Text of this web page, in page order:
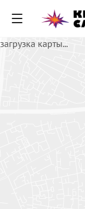
загрузка карты...